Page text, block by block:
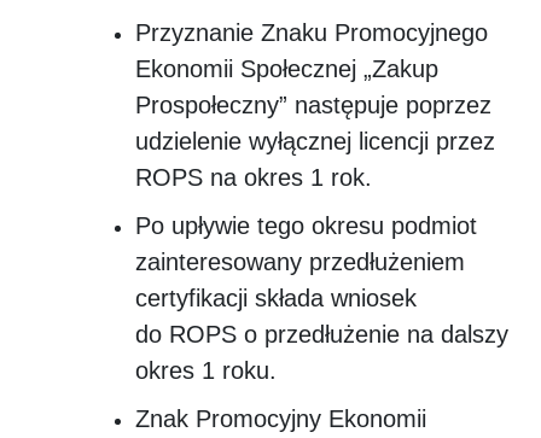
Przyznanie Znaku Promocyjnego
Ekonomii Społecznej „Zakup
Prospołeczny” następuje poprzez
udzielenie wyłącznej licencji przez
ROPS na okres 1 rok.
Po upływie tego okresu podmiot
zainteresowany przedłużeniem
certyfikacji składa wniosek
do ROPS o przedłużenie na dalszy
okres 1 roku.
Znak Promocyjny Ekonomii